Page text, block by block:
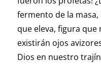
fermento de la
que eleva, figura que
existirán ojos
Dios en nuestro